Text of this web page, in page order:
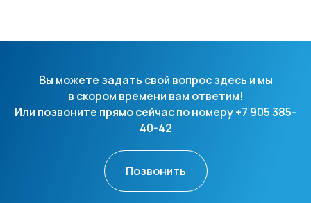
Вы можете задать свой вопрос здесь и мы
в скором времени вам ответим!
Или позвоните прямо сейчас по номеру +7 905 385-
40-42
Позвонить